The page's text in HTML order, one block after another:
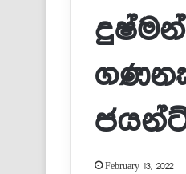
February 13, 2022